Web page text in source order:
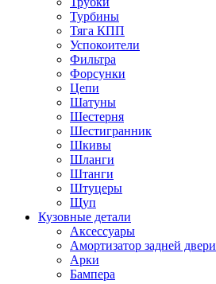
Турбины
Тяга КПП
Успокоители
Фильтра
Форсунки
Цепи
Шатуны
Шестерня
Шестигранник
Шкивы
Шланги
Штанги
Штуцеры
Щуп
Кузовные детали
Аксессуары
Амортизатор задней двери
Арки
Бампера